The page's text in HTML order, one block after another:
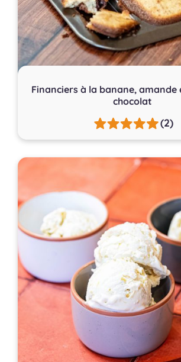
Financiers à la banane, amande
chocolat
(2)